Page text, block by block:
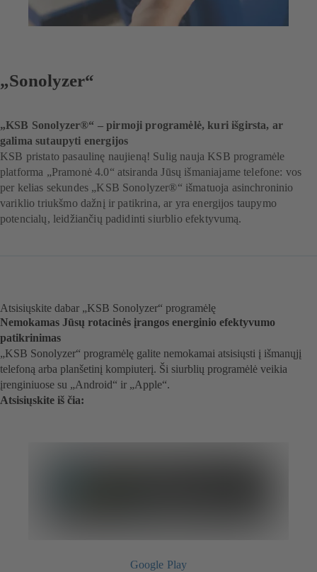
„Sonolyzer“
„KSB Sonolyzer®“ – pirmoji programėlė, kuri išgirsta, ar
galima sutaupyti energijos
KSB pristato pasaulinę naujieną! Sulig nauja KSB programėle
platforma „Pramonė 4.0“ atsiranda Jūsų išmaniajame telefone: vos
per kelias sekundes „KSB Sonolyzer®“ išmatuoja asinchroninio
variklio triukšmo dažnį ir patikrina, ar yra energijos taupymo
potencialų, leidžiančių padidinti siurblio efektyvumą.
Atsisiųskite dabar „KSB Sonolyzer“ programėlę
Nemokamas Jūsų rotacinės įrangos energinio efektyvumo
patikrinimas
„KSB Sonolyzer“ programėlę galite nemokamai atsisiųsti į išmanųjį
telefoną arba planšetinį kompiuterį. Ši siurblių programėlė veikia
įrenginiuose su „Android“ ir „Apple“.
Atsisiųskite iš čia:
Google Play